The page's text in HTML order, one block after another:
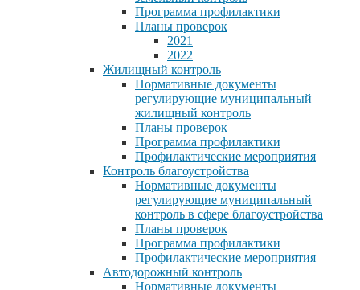
Программа профилактики
Планы проверок
2021
2022
Жилищный контроль
Нормативные документы
регулирующие муниципальный
жилищный контроль
Планы проверок
Программа профилактики
Профилактические мероприятия
Контроль благоустройства
Нормативные документы
регулирующие муниципальный
контроль в сфере благоустройства
Планы проверок
Программа профилактики
Профилактические мероприятия
Автодорожный контроль
Нормативные документы